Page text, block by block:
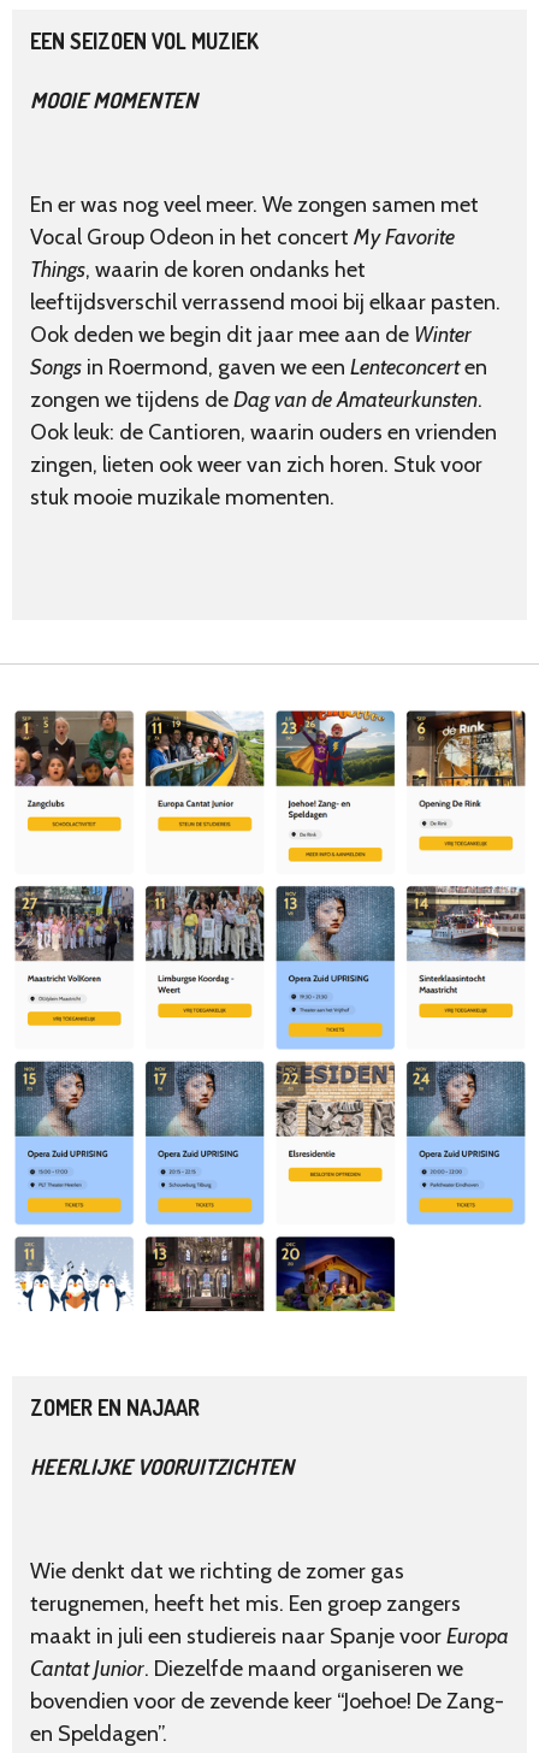
EEN SEIZOEN VOL MUZIEK
MOOIE MOMENTEN
En er was nog veel meer. We zongen samen met
Vocal Group Odeon in het concert My Favorite
Things, waarin de koren ondanks het
leeftijdsverschil verrassend mooi bij elkaar pasten.
Ook deden we begin dit jaar mee aan de Winter
Songs in Roermond, gaven we een Lenteconcerten
zongen we tijdens deDag van de Amateurkunsten.
Ook leuk: de Cantioren, waarin ouders en vrienden
zingen, lieten ook weer van zich horen. Stuk voor
stuk mooie muzikale momenten.
ZOMER EN NAJAAR
HEERLIJKE VOORUITZICHTEN
Wie denkt dat we richting de zomer gas
terugnemen, heeft het mis. Een groep zangers
maakt in juli een studiereis naar Spanje voorEuropa
Cantat Junior. Diezelfde maand organiseren we
bovendien voor de zevende keer “Joehoe! De Zang-
en Speldagen”.